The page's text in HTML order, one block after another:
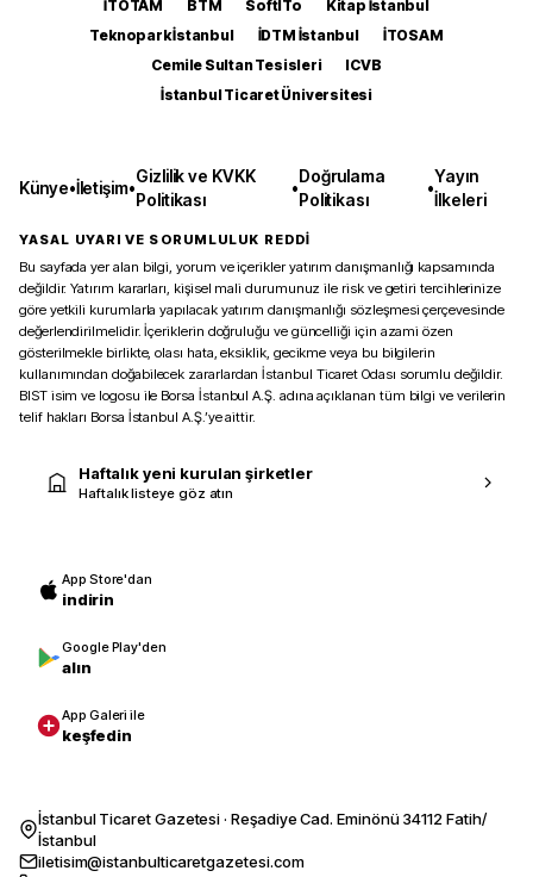
İTOTAM BTM SoftITo
Kitap İstanbul
Teknopark İstanbul
İDTM İstanbul
İTOSAM
Cemile Sultan Tesisleri
ICVB
İstanbul Ticaret Üniversitesi
Künye•İletişim•
Gizlilik ve KVKK
Politikası
•
Doğrulama
Politikası
•
Yayın
İlkeleri
YASAL UYARI VE SORUMLULUK REDDİ
Bu sayfada yer alan bilgi, yorum ve içerikler yatırım danışmanlığı kapsamında
değildir. Yatırım kararları, kişisel mali durumunuz ile risk ve getiri tercihlerinize
göre yetkili kurumlarla yapılacak yatırım danışmanlığı sözleşmesi çerçevesinde
değerlendirilmelidir. İçeriklerin doğruluğu ve güncelliği için azami özen
gösterilmekle birlikte, olası hata, eksiklik, gecikme veya bu bilgilerin
kullanımından doğabilecek zararlardan İstanbul Ticaret Odası sorumlu değildir.
BIST isim ve logosu ile Borsa İstanbul A.Ş. adına açıklanan tüm bilgi ve verilerin
telif hakları Borsa İstanbul A.Ş.’ye aittir.
Haftalık yeni kurulan şirketler
Haftalık listeye göz atın
App Store'dan
indirin
Google Play'den
alın
App Galeri ile
keşfedin
İstanbul Ticaret Gazetesi · Reşadiye Cad. Eminönü 34112 Fatih/
İstanbul
iletisim@istanbulticaretgazetesi.com